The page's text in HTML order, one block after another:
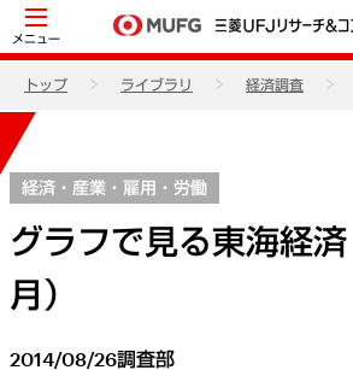
メニュー
トップ ライブラリ 経済調査
経済・産業・雇用・労働
グラフで見る東海経
月）
2014/08/26調査部